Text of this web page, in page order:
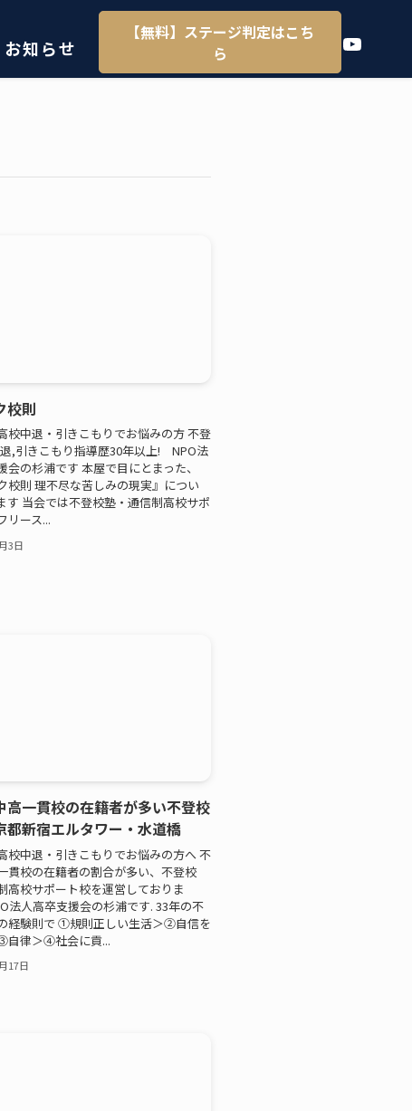
お知らせ
【無料】ステージ判定はこち
ら
YouTube
校則
校中退・引きこもりでお悩みの方 不登
,引きこもり指導歴30年以上! NPO法
会の杉浦です 本屋で目にとまった、
校則 理不尽な苦しみの現実』につい
す 当会では不登校塾・通信制高校サポ
リース...
3日
高一貫校の在籍者が多い不登校
都新宿エルタワー・水道橋
校中退・引きこもりでお悩みの方へ 不
貫校の在籍者の割合が多い、不登校
高校サポート校を運営しておりま
人高卒支援会の杉浦です. 33年の不
経験則で ①規則正しい生活＞②自信を
自律＞④社会に貢...
17日